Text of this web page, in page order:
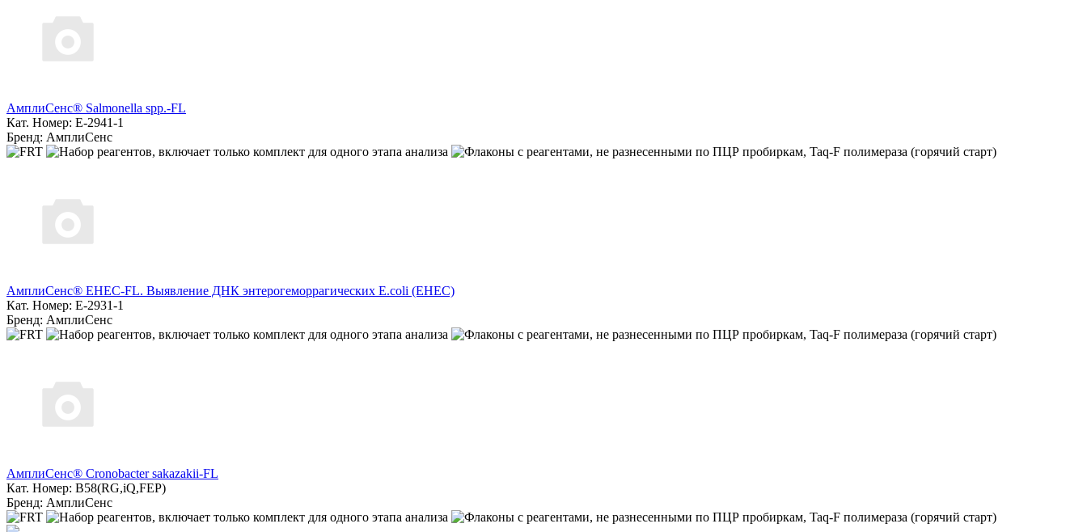
АмплиСенс® Salmonella spp.-FL
Кат. Номер: E-2941-1
Бренд: АмплиСенс
АмплиСенс® EHEC-FL. Выявление ДНК энтерогеморрагических E.coli (EHEC)
Кат. Номер: E-2931-1
Бренд: АмплиСенс
АмплиСенс® Cronobacter sakazakii-FL
Кат. Номер: B58(RG,iQ,FEP)
Бренд: АмплиСенс